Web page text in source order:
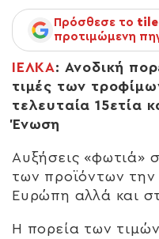
Πρόσθεσε το
προτιμώμενη
ΙΕΛΚΑ: Ανοδική
τιμές των
τελευταία 15ετία
Ένωση
Αυξήσεις «φωτιά»
των προϊόντων την
Ευρώπη αλλά και
Η πορεία των